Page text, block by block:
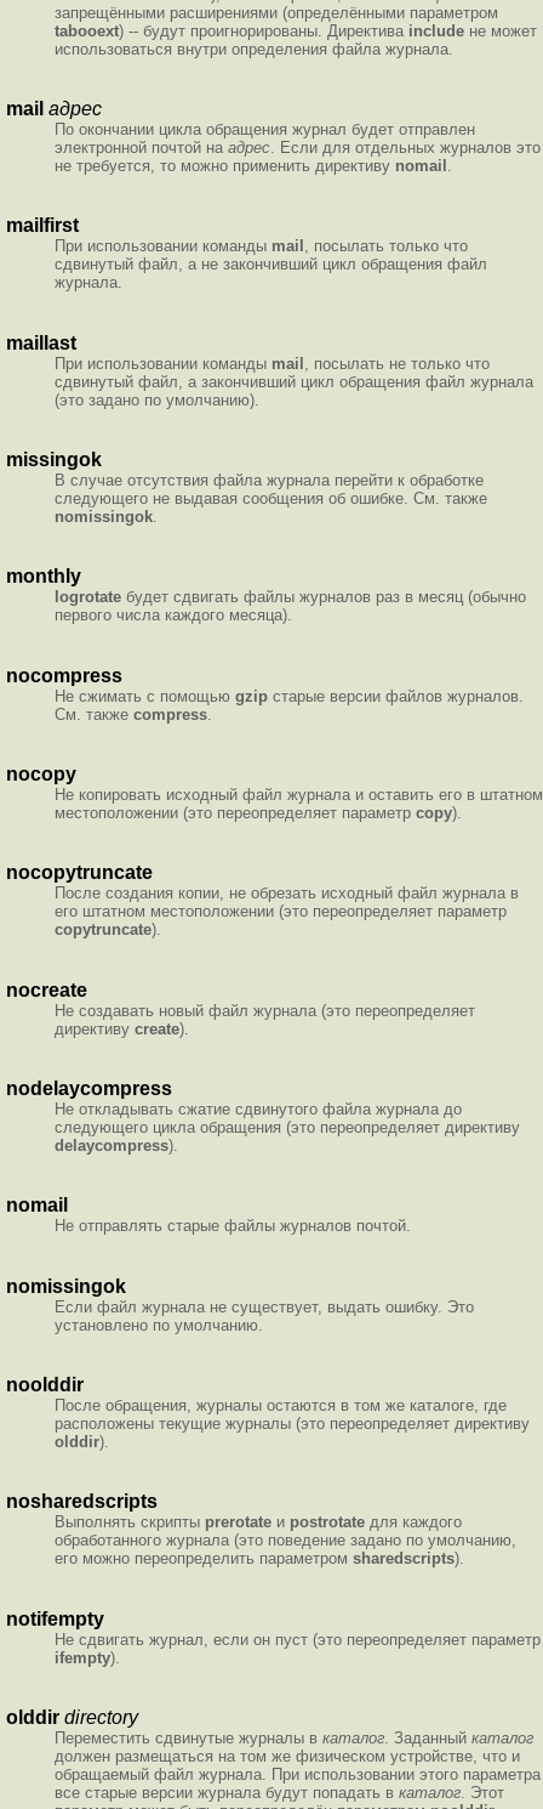
запрещёнными расширениями (определёнными параметром
tabooext) -- будут проигнорированы. Директива include не может
использоваться внутри определения файла журнала.
mail адрес
По окончании цикла обращения журнал будет отправлен
электронной почтой на адрес. Если для отдельных журналов это
не требуется, то можно применить директиву nomail .
mailfirst
При использовании команды mail , посылать только что
сдвинутый файл, а не закончивший цикл обращения файл
журнала.
maillast
При использовании команды mail
, посылать не только что
сдвинутый файл, а закончивший цикл обращения файл журнала
(это задано по умолчанию).
missingok
В случае отсутствия файла журнала перейти к обработке
следующего не выдавая сообщения об ошибке. См. также
nomissingok.
monthly
logrotate будет сдвигать файлы журналов раз в месяц (обычно
первого числа каждого месяца).
nocompress
Не сжимать с помощью gzip старые версии файлов журналов.
См. также compress
nocopy
Не копировать исходный файл журнала и оставить его в штатном
местоположении (это переопределяет параметр copy).
nocopytruncate
После создания копии, не обрезать исходный файл журнала в
его штатном местоположении (это переопределяет параметр
copytruncate).
nocreate
Не создавать новый файл журнала (это переопределяет
директиву create).
nodelaycompress
Не откладывать сжатие сдвинутого файла журнала до
следующего цикла обращения (это переопределяет директиву
delaycompress).
nomail
Не отправлять старые файлы журналов почтой.
nomissingok
Если файл журнала не существует, выдать ошибку. Это
установлено по умолчанию.
noolddir
После обращения, журналы остаются в том же каталоге, где
расположены текущие журналы (это переопределяет директиву
olddir).
nosharedscripts
Выполнять скрипты prerotate и postrotate для каждого
обработанного журнала (это поведение задано по умолчанию,
его можно переопределить параметром sharedscripts).
notifempty
Не сдвигать журнал, если он пуст (это переопределяет параметр
ifempty).
olddir directory
Переместить сдвинутые журналы в каталог. Заданный каталог
должен размещаться на том же физическом устройстве, что и
обращаемый файл журнала. При использовании этого параметра
все старые версии журнала будут попадать в каталог. Этот